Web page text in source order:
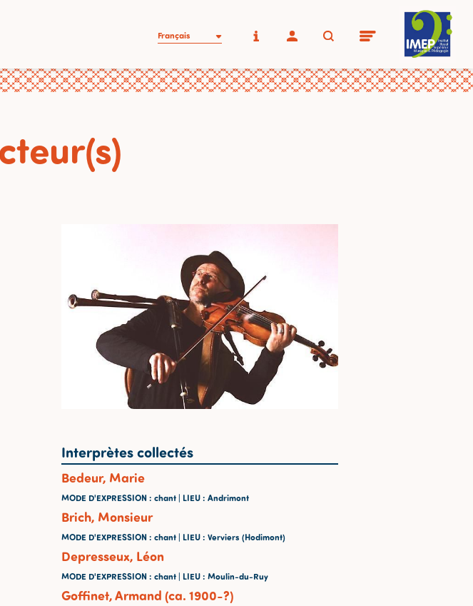
Français
Interprètes collectés
Bedeur, Marie
MODE D'EXPRESSION: chant | LIEU: Andrimont
Brich, Monsieur
MODE D'EXPRESSION: chant | LIEU: Verviers (Hodimont)
Depresseux, Léon
MODE D'EXPRESSION: chant | LIEU: Moulin-du-Ruy
Goffinet, Armand (ca. 1900-?)